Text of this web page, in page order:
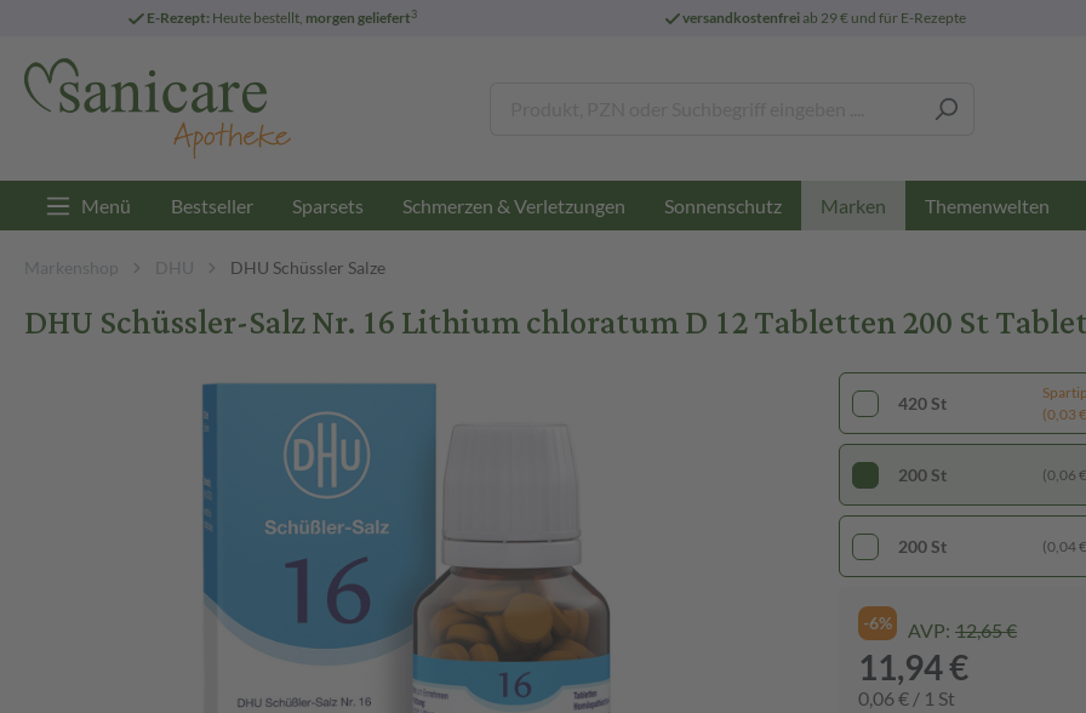
E-Rezept: Heute bestellt, morgen geliefert3 versandkostenfreiab 29 € und für E-Rezepte
Menü Bestseller Sparsets Schmerzen & Verletzungen Sonnenschutz Marken Themenwelten
Markenshop DHU DHU Schüssler Salze
DHU Schüssler-Salz Nr. 16 Lithium chloratum D 12 Tabletten 200 St
420 St
(0,03
200 St (0,06
200 St (0,04
-6% AVP: 12,65 €
11,94 €
0,06 € / 1 St